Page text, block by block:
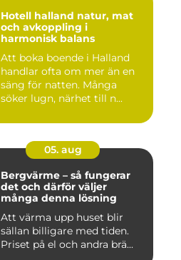
Hotell halland natur, mat
och avkoppling i
harmonisk balans
Att boka boende i Halland
handlar ofta om mer än en
säng för natten. Många
söker lugn, närhet till n...
05. aug
Bergvärme – så fungerar
det och därför väljer
många denna lösning
Att värma upp huset blir
sällan billigare med tiden.
Priset på el och andra brä...